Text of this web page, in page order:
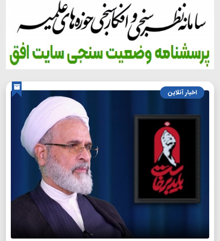
اخبار آنلاین